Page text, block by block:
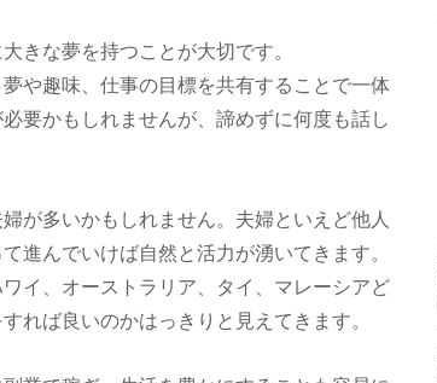
きな夢を持つことが大切です。
や趣味、仕事の目標を共有することで一体
要かもしれませんが、諦めずに何度も話し
が多いかもしれません。夫婦といえど他人
進んでいけば自然と活力が湧いてきます。
イ、オーストラリア、タイ、マレーシアど
れば良いのかはっきりと見えてきます。